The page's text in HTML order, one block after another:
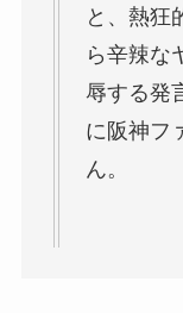
と、熱狂
ら辛辣な
辱する発
に阪神フ
ん。